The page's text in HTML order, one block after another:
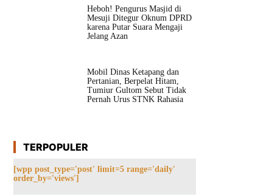
Heboh! Pengurus Masjid di
Mesuji Ditegur Oknum DPRD
karena Putar Suara Mengaji
Jelang Azan
Mobil Dinas Ketapang dan
Pertanian, Berpelat Hitam,
Tumiur Gultom Sebut Tidak
Pernah Urus STNK Rahasia
TERPOPULER
[wpp post_type='post' limit=5 range='daily'
order_by='views']